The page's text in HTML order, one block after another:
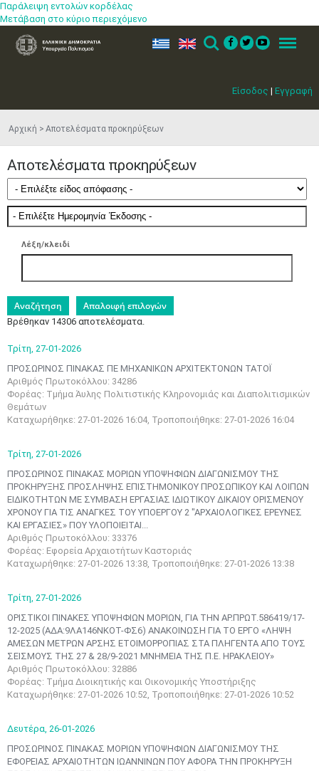
Παράλειψη εντολών κορδέλας
Μετάβαση στο κύριο περιεχόμενο
Είσοδος | Εγγραφή
ελ en Search Menu
Αρχική Αποτελέσματα προκηρύξεων
Αποτελέσματα προκηρύξεων
Λέξη/κλειδί
Βρέθηκαν 14306 αποτελέσματα.
Τρίτη, 27-01-2026
ΠΡΟΣΩΡΙΝΟΣ ΠΙΝΑΚΑΣ ΠΕ ΜΗΧΑΝΙΚΩΝ ΑΡΧΙΤΕΚΤΟΝΩΝ ΤΑΤΟΪ
Αριθμός Πρωτοκόλλου: 34286
Φορέας: Τμήμα Άυλης Πολιτιστικής Κληρονομιάς και Διαπολιτισμικών
Θεμάτων
Καταχωρήθηκε: 27-01-2026 16:04, Τροποποιήθηκε: 27-01-2026 16:04
Τρίτη, 27-01-2026
ΠΡΟΣΩΡΙΝΟΣ ΠΙΝΑΚΑΣ ΜΟΡΙΩΝ ΥΠΟΨΗΦΙΩΝ ΔΙΑΓΩΝΙΣΜΟΥ ΤΗΣ
ΠΡΟΚΗΡΥΞΗΣ ΠΡΟΣΛΗΨΗΣ ΕΠΙΣΤΗΜΟΝΙΚΟΥ ΠΡΟΣΩΠΙΚΟΥ ΚΑΙ ΛΟΙΠΩΝ
ΕΙΔΙΚΟΤΗΤΩΝ ΜΕ ΣΥΜΒΑΣΗ ΕΡΓΑΣΙΑΣ ΙΔΙΩΤΙΚΟΥ ΔΙΚΑΙΟΥ ΟΡΙΣΜΕΝΟΥ
ΧΡΟΝΟΥ ΓΙΑ ΤΙΣ ΑΝΑΓΚΕΣ ΤΟΥ ΥΠΟΕΡΓΟΥ 2 "ΑΡΧΑΙΟΛΟΓΙΚΕΣ ΕΡΕΥΝΕΣ
ΚΑΙ ΕΡΓΑΣΙΕΣ» ΠΟΥ ΥΛΟΠΟΙΕΙΤΑΙ...
Αριθμός Πρωτοκόλλου: 33376
Φορέας: Εφορεία Αρχαιοτήτων Καστοριάς
Καταχωρήθηκε: 27-01-2026 13:38, Τροποποιήθηκε: 27-01-2026 13:38
Τρίτη, 27-01-2026
ΟΡΙΣΤΙΚΟΙ ΠΙΝΑΚΕΣ ΥΠΟΨΗΦΙΩΝ ΜΟΡΙΩΝ, ΓΙΑ ΤΗΝ ΑΡ.ΠΡΩΤ.586419/17-
12-2025 (ΑΔΑ:9ΛΑ146ΝΚΟΤ-ΦΣ6) ΑΝΑΚΟΙΝΩΣΗ ΓΙΑ ΤΟ ΕΡΓΟ «ΛΗΨΗ
ΑΜΕΣΩΝ ΜΕΤΡΩΝ ΑΡΣΗΣ ΕΤΟΙΜΟΡΡΟΠΙΑΣ ΣΤΑ ΠΛΗΓΕΝΤΑ ΑΠΟ ΤΟΥΣ
ΣΕΙΣΜΟΥΣ ΤΗΣ 27 & 28/9-2021 ΜΝΗΜΕΙΑ ΤΗΣ Π.Ε. ΗΡΑΚΛΕΙΟΥ»
Αριθμός Πρωτοκόλλου: 32886
Φορέας: Τμήμα Διοικητικής και Οικονομικής Υποστήριξης
Καταχωρήθηκε: 27-01-2026 10:52, Τροποποιήθηκε: 27-01-2026 10:52
Δευτέρα, 26-01-2026
ΠΡΟΣΩΡΙΝΟΣ ΠΙΝΑΚΑΣ ΜΟΡΙΩΝ ΥΠΟΨΗΦΙΩΝ ΔΙΑΓΩΝΙΣΜΟΥ ΤΗΣ
ΕΦΟΡΕΙΑΣ ΑΡΧΑΙΟΤΗΤΩΝ ΙΩΑΝΝΙΝΩΝ ΠΟΥ ΑΦΟΡΑ ΤΗΝ ΠΡΟΚΗΡΥΞΗ